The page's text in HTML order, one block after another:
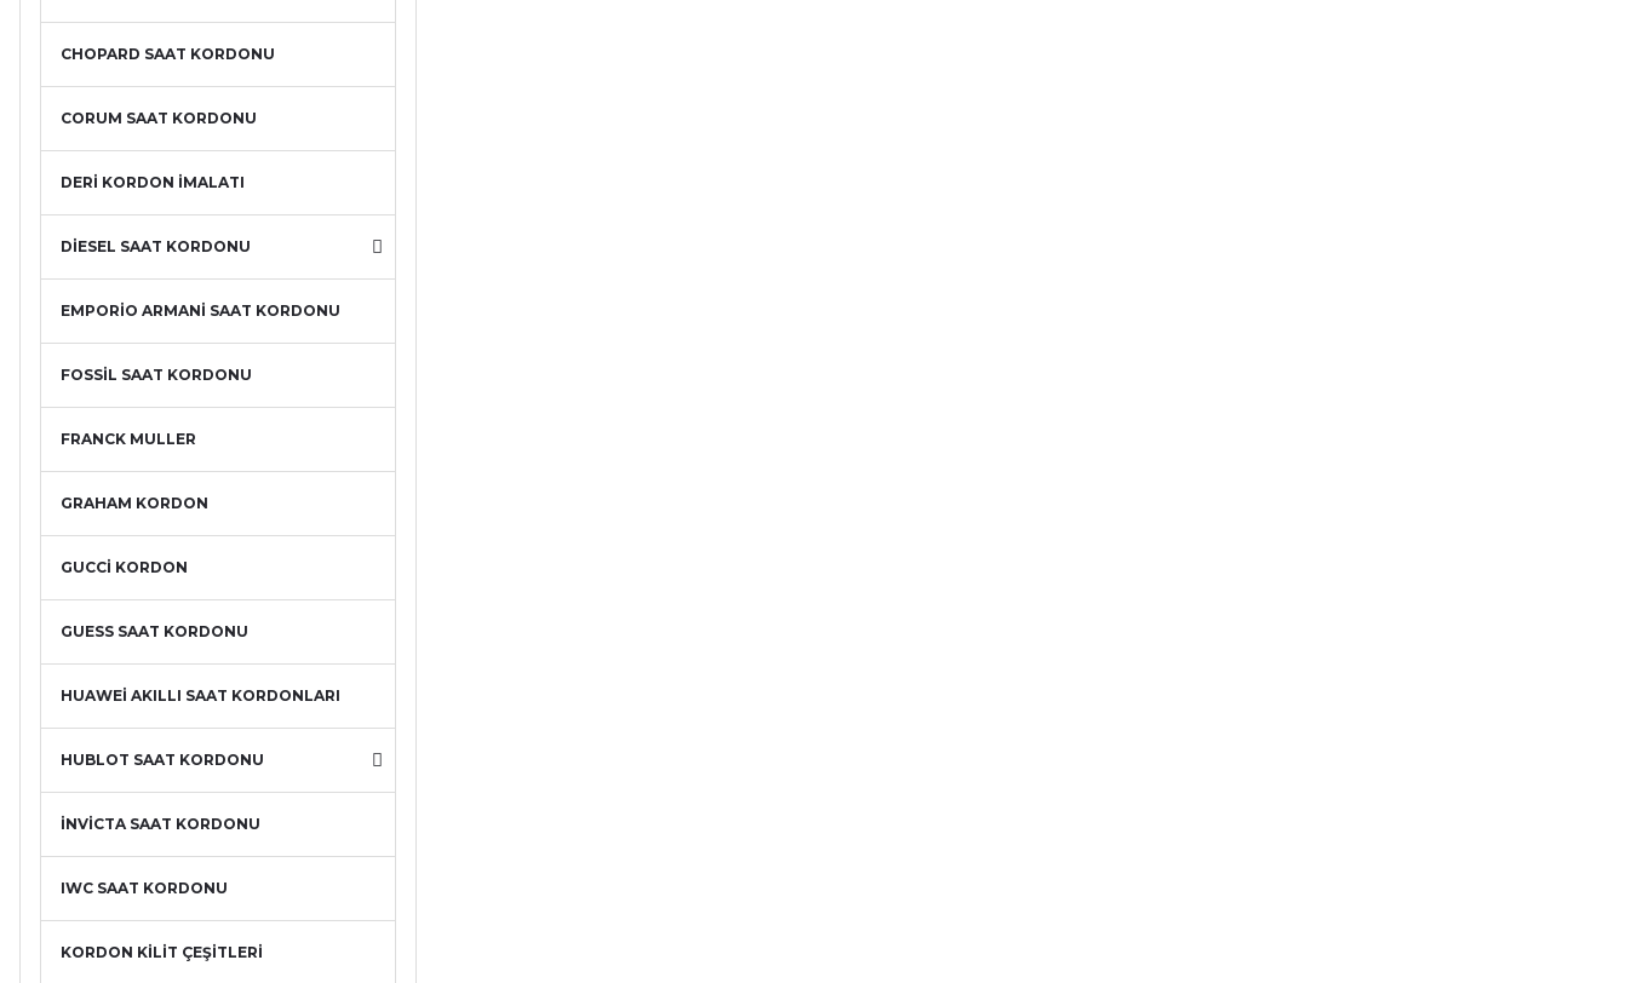
CHOPARD SAAT KORDONU
CORUM SAAT KORDONU
DERİ KORDON İMALATI
DİESEL SAAT KORDONU
EMPORİO ARMANİ SAAT KORDONU
FOSSİL SAAT KORDONU
FRANCK MULLER
GRAHAM KORDON
GUCCİ KORDON
GUESS SAAT KORDONU
HUAWEİ AKILLI SAAT KORDONLARI
HUBLOT SAAT KORDONU
İNVİCTA SAAT KORDONU
IWC SAAT KORDONU
KORDON KİLİT ÇEŞİTLERİ